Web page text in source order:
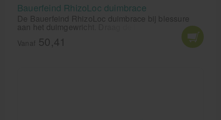
Bauerfeind RhizoLoc duimbrace
De Bauerfeind RhizoLoc duimbrace bij blessure
aan het duimgewricht. Draag de Bauerfeind
RhizoLoc duimbrace ter stabilisatie van het
duimzadel- en duimbasisgewricht.
Vanaf 50,41